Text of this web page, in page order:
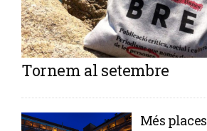
Tornem al setembre
​Més places